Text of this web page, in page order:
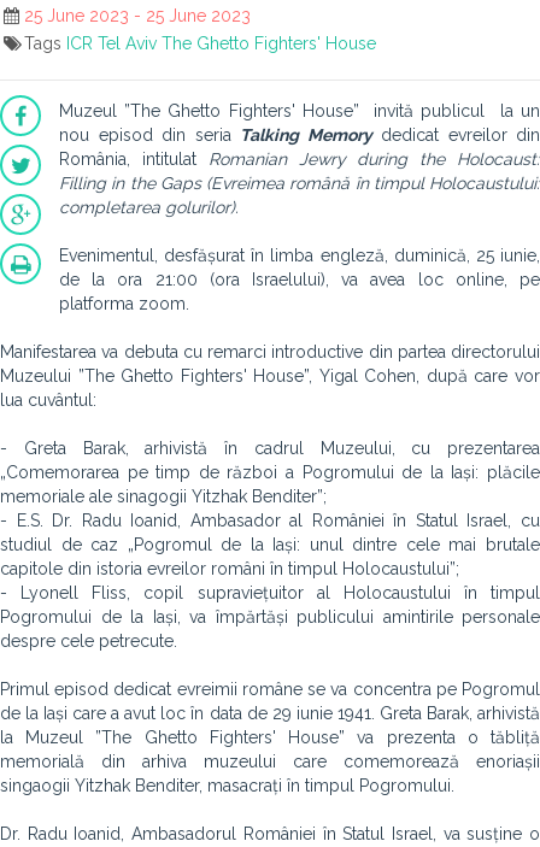
25 June 2023 - 25 June 2023
Tags ICR Tel Aviv The Ghetto Fighters' House
Muzeul ”The Ghetto Fighters' House” invită publicul la un
nou episod din seria
Talking Memorydedicat evreilor din
România, intitulat Romanian Jewry during the Holocaust:
Filling in the Gaps (Evreimea română în timpul Holocaustului:
completarea golurilor).
Evenimentul, desfășurat în limba engleză, duminică, 25 iunie,
de la ora 21:00 (ora Israelului), va avea loc online, pe
platforma zoom.
Manifestarea va debuta cu remarci introductive din partea directorului
Muzeului ”The Ghetto Fighters' House”, Yigal Cohen, după care vor
lua cuvântul:
- Greta Barak, arhivistă în cadrul Muzeului, cu prezentarea
„Comemorarea pe timp de război a Pogromului de la Iași: plăcile
memoriale ale sinagogii Yitzhak Benditer”;
- E.S. Dr. Radu Ioanid, Ambasador al României în Statul Israel, cu
studiul de caz „Pogromul de la Iași: unul dintre cele mai brutale
capitole din istoria evreilor români în timpul Holocaustului”;
- Lyonell Fliss, copil supraviețuitor al Holocaustului în timpul
Pogromului de la Iași, va împărtăși publicului amintirile personale
despre cele petrecute.
Primul episod dedicat evreimii române se va concentra pe Pogromul
de la Iași care a avut loc în data de 29 iunie 1941. Greta Barak, arhivistă
la Muzeul ”The Ghetto Fighters' House” va prezenta o tăbliță
memorială din arhiva muzeului care comemorează enoriașii
singaogii Yitzhak Benditer, masacrați în timpul Pogromului.
Dr. Radu Ioanid, Ambasadorul României în Statul Israel, va susține o